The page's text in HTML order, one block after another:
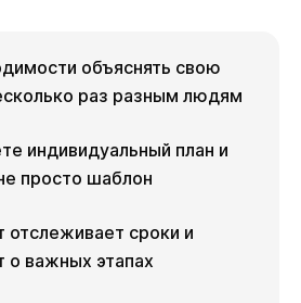
объяснять свою
раз разным людям
индивидуальный план и
просто шаблон
отслеживает сроки и
о важных этапах